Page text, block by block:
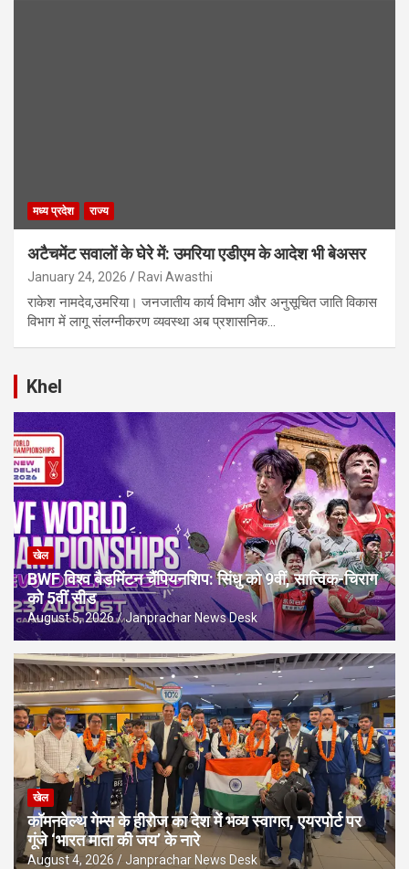
मध्य प्रदेश राज्य
अटैचमेंट सवालों के घेरे में: उमरिया एडीएम के आदेश भी बेअसर
January 24, 2026 Ravi Awasthi
राकेश नामदेव,उमरिया। जनजातीय कार्य विभाग और अनुसूचित जाति विकास
विभाग में लागू संलग्नीकरण व्यवस्था अब प्रशासनिक…
Khel
खेल
BWF विश्व बैडमिंटन चैंपियनशिप: सिंधु को 9वीं, सात्विक-चिराग
को 5वीं सीड
August 5, 2026 Janprachar News Desk
खेल
कॉमनवेल्थ गेम्स के हीरोज का देश में भव्य स्वागत, एयरपोर्ट पर
गूंजे ‘भारत माता की जय’ के नारे
August 4, 2026 Janprachar News Desk